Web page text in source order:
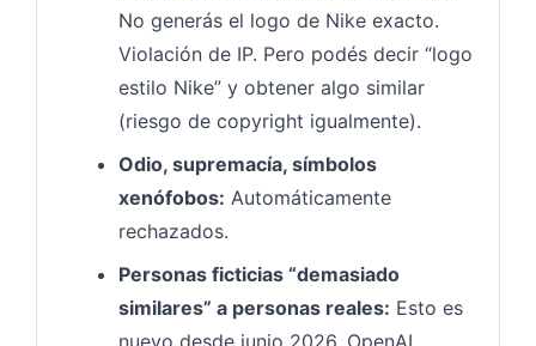
No generás el logo de Nike exacto.
Violación de IP. Pero podés decir “logo
estilo Nike” y obtener algo similar
(riesgo de copyright igualmente).
Odio, supremacía, símbolos
xenófobos: Automáticamente
rechazados.
Personas ficticias “demasiado
similares” a personas reales: Esto es
nuevo desde junio 2026. OpenAI